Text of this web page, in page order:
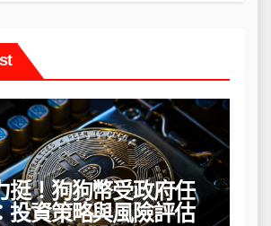
挺！狗狗幣受政府任
投資策略與風險評估